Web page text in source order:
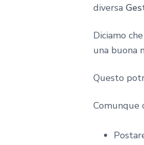
diversa
Diciamo
una buona
Questo
Comunque